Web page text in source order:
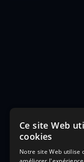
Ce site Web
cookies
Notre site Web utilise